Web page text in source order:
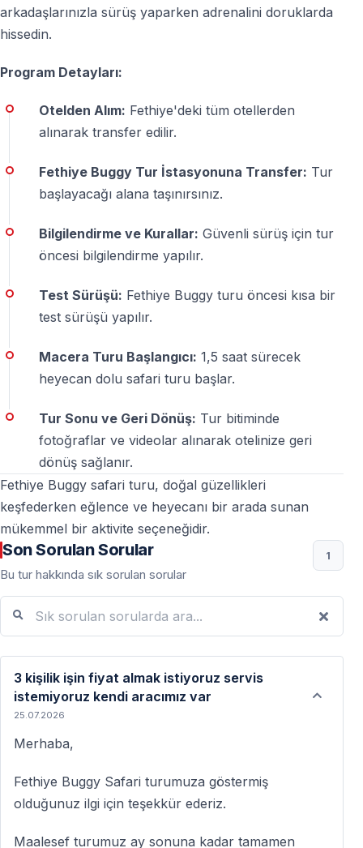
Ne giymeliyim?
— Kapalı ayakkabı
— Tozlanabilecek veya çamur olabilecek kıyafetler
Hayır — profesyonel fotoğraf ve videolar isteğe bağlı
olarak tur sonunda satın alınır.
Çocuklar katılabilir mi?
çocuklar yolcu olarak katılabilir.
Tur çoğu hava koşulunda yapılır — güvenlik nedeniyle
rota gerektiğinde değiştirilebilir.
Fethiye Buggy Safari Macera Turu — doğanın
içinde adrenalin, her parkurda unutulmaz anlar.
arkadaşlarınızla sürüş yaparken adrenalini doruklarda
hissedin.
Program Detayları:
Otelden Alım: Fethiye'deki tüm otellerden
alınarak transfer edilir.
Fethiye Buggy Tur İstasyonuna Transfer: Tur
başlayacağı alana taşınırsınız.
Bilgilendirme ve Kurallar: Güvenli sürüş için tur
öncesi bilgilendirme yapılır.
Test Sürüşü: Fethiye Buggy turu öncesi kısa bir
test sürüşü yapılır.
Macera Turu Başlangıcı: 1,5 saat sürecek
heyecan dolu safari turu başlar.
Tur Sonu ve Geri Dönüş: Tur bitiminde
fotoğraflar ve videolar alınarak otelinize geri
dönüş sağlanır.
Fethiye Buggy safari turu, doğal güzellikleri
keşfederken eğlence ve heyecanı bir arada sunan
mükemmel bir aktivite seçeneğidir.
Son Sorulan Sorular
Bu tur hakkında sık sorulan sorular
1
3 kişilik işin fiyat almak istiyoruz servis
istemiyoruz kendi aracımız var
25.07.2026
Merhaba,
Fethiye Buggy Safari turumuza göstermiş
olduğunuz ilgi için teşekkür ederiz.
Maalesef turumuz ay sonuna kadar tamamen